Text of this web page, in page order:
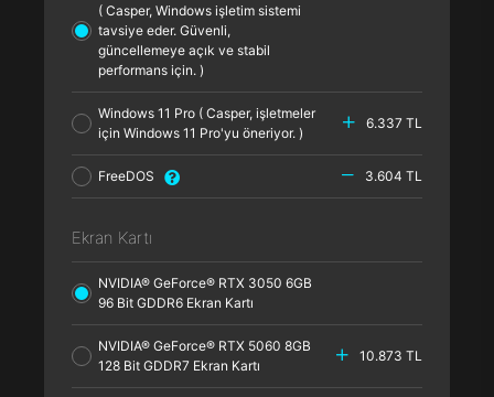
( Casper, Windows işletim sistemi
tavsiye eder. Güvenli,
güncellemeye açık ve stabil
performans için. )
Windows 11 Pro ( Casper, işletmeler
için Windows 11 Pro'yu öneriyor. )
6.337 TL
FreeDOS 3.604 TL
Ekran Kartı
NVIDIA® GeForce® RTX 3050 6GB
96 Bit GDDR6 Ekran Kartı
NVIDIA® GeForce® RTX 5060 8GB
128 Bit GDDR7 Ekran Kartı
10.873 TL